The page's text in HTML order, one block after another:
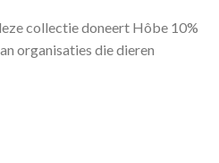
collectie doneert Hôbe 10%
organisaties die dieren